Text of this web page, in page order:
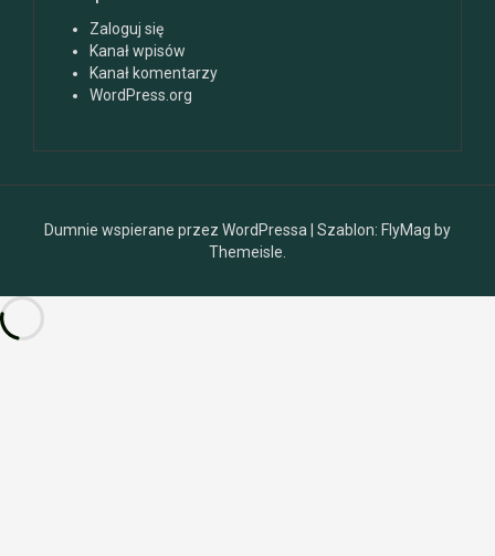
Zaloguj się
Kanał wpisów
Kanał komentarzy
WordPress.org
Dumnie wspierane przez WordPressa Szablon: FlyMag by
Themeisle.